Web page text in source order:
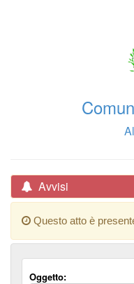
Avvisi
Questo atto è
Oggetto: